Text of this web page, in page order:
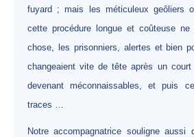
fuyard ; mais les méticuleux geôliers
cette procédure longue et coûteuse
chose, les prisonniers, alertes et bien
changeaient vite de tête après un
devenant méconnaissables, et puis
traces …
Notre accompagnatrice souligne aussi